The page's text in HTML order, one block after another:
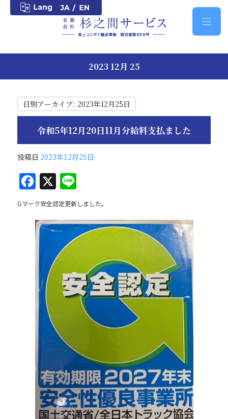
2023 12月 25
日別アーカイブ: 2023年12月25日
令和5年12月20日11月分給料支払ました
投稿日 2023年12月25日
F
a
c
e
b
o
o
k
X Li
n
e
Gマーク安全認定更新しました。